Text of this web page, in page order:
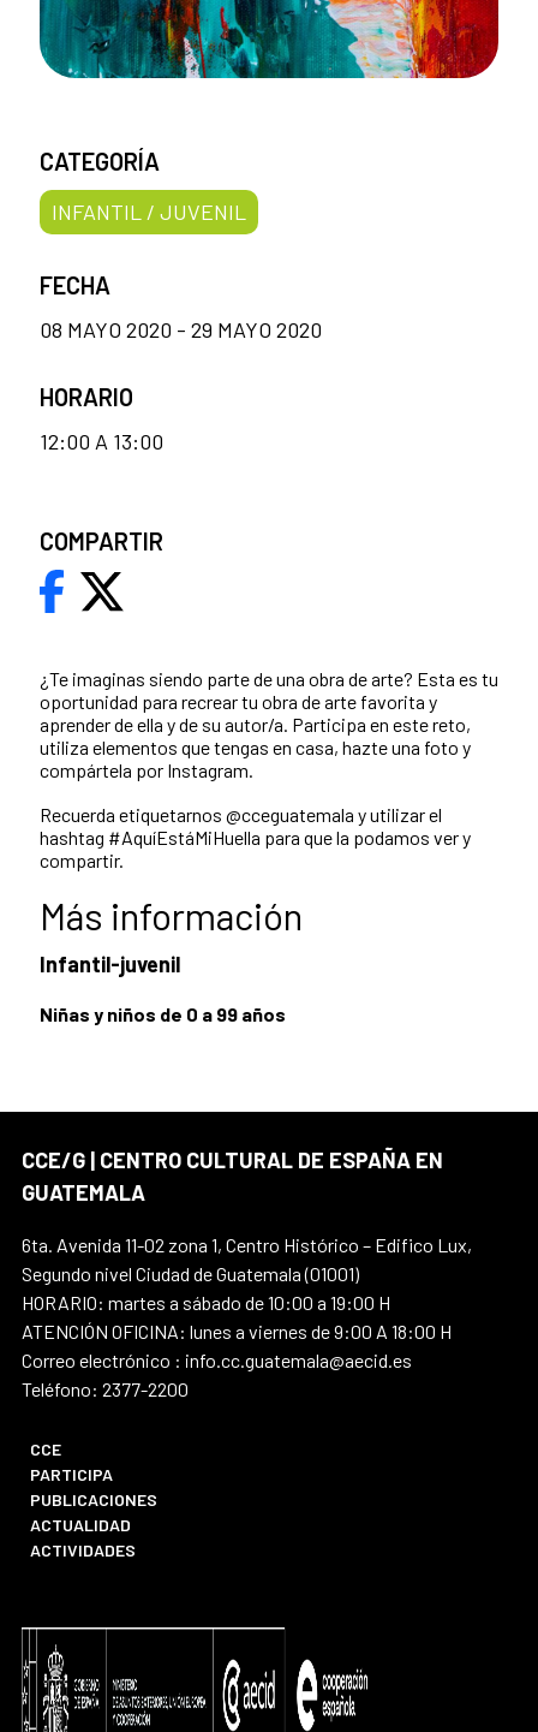
¿Te imaginas siendo parte de una obra de arte? Esta es tu
oportunidad para recrear tu obra de arte favorita y
aprender de ella y de su autor/a. Participa en este reto,
utiliza elementos que tengas en casa, hazte una foto y
compártela por Instagram.
Recuerda etiquetarnos @cceguatemala y utilizar el
hashtag #AquíEstáMiHuella para que la podamos ver y
compartir.
Más información
Infantil-juvenil
Niñas y niños de 0 a 99 años
CATEGORÍA
INFANTIL / JUVENIL
FECHA
08 MAYO 2020 - 29 MAYO 2020
HORARIO
12:00 A 13:00
COMPARTIR
CCE/G | CENTRO CULTURAL DE ESPAÑA EN
GUATEMALA
6ta. Avenida 11-02 zona 1, Centro Histórico – Edifico Lux,
Segundo nivel Ciudad de Guatemala (01001)
HORARIO: martes a sábado de 10:00 a 19:00 H
ATENCIÓN OFICINA: lunes a viernes de 9:00 A 18:00 H
Correo electrónico : info.cc.guatemala@aecid.es
Teléfono: 2377-2200
CCE
PARTICIPA
PUBLICACIONES
ACTUALIDAD
ACTIVIDADES